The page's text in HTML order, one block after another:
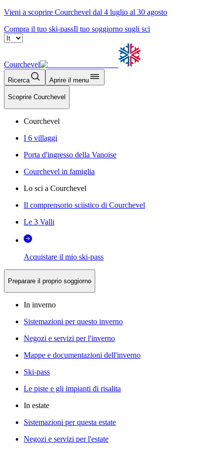
Vieni a scoprire Courchevel dal 4 luglio al 30 agosto
Compra il tuo ski-passIl tuo soggiorno sugli sci
Courchevel
Ricerca Aprire il menu
Scoprire Courchevel
Courchevel
I 6 villaggi
Porta d'ingresso della Vanoise
Courchevel in famiglia
Lo sci a Courchevel
Il comprensorio sciistico di Courchevel
Le 3 Valli
Acquistare il mio ski-pass
Preparare il proprio soggiorno
In inverno
Sistemazioni per questo inverno
Negozi e servizi per l'inverno
Mappe e documentazioni dell'inverno
Ski-pass
Le piste e gli impianti di risalita
In estate
Sistemazioni per questa estate
Negozi e servizi per l'estate